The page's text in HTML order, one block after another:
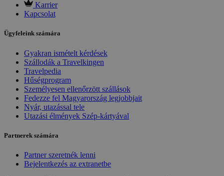
Karrier
Kapcsolat
Ügyfeleink számára
Gyakran ismételt kérdések
Szállodák a Travelkingen
Travelpedia
Hűségprogram
Személyesen ellenőrzött szállások
Fedezze fel Magyarország legjobbjait
Nyár, utazással tele
Utazási élmények Szép-kártyával
Partnerek számára
Partner szeretnék lenni
Bejelentkezés az extranetbe